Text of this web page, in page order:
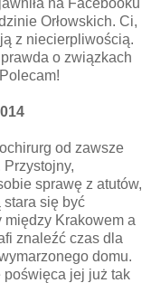
Orłowskich. Ci,
z niecierpliwością.
o związkach
od zawsze
sprawę z atutów,
stara się być
między Krakowem a
znaleźć czas dla
domu.
poświęca jej już tak